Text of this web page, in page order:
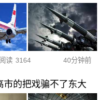
阅读 3164 40分钟前
的把戏骗不了东大